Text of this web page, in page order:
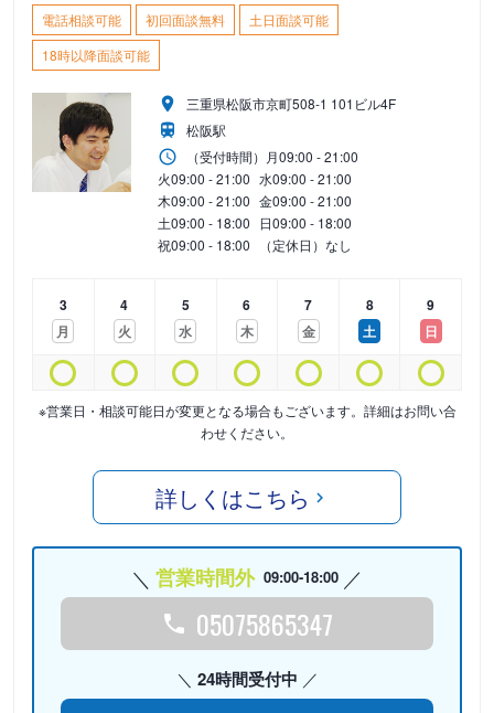
電話相談可能 初回面談無料
土日面談可能
18時以降面談可能
三重県松阪市京町508-1 101ビル4F
松阪駅
（受付時間） 月09:00 - 21:00
火09:00 - 21:00 水09:00 - 21:00
木09:00 - 21:00 金09:00 - 21:00
土09:00 - 18:00 日09:00 - 18:00
祝09:00 - 18:00 （定休日）なし
3
月
4
火
5
水
6
木
7
金
8
土
9
日
※営業日・相談可能日が変更となる場合もございます。詳細はお問い合
わせください。
詳しくはこちら
営業時間外 09:00-18:00
05075865347
24時間受付中